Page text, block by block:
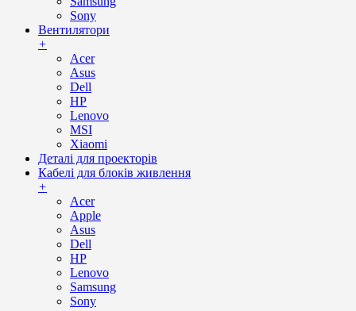
Sony
Вентилятори
+
Acer
Asus
Dell
HP
Lenovo
MSI
Xiaomi
Деталі для проекторів
Кабелі для блоків живлення
+
Acer
Apple
Asus
Dell
HP
Lenovo
Samsung
Sony